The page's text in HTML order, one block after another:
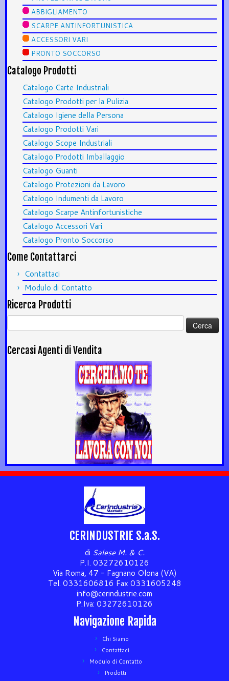
ABBIGLIAMENTO
SCARPE ANTINFORTUNISTICA
ACCESSORI VARI
PRONTO SOCCORSO
Catalogo Prodotti
Catalogo Carte Industriali
Catalogo Prodotti per la Pulizia
Catalogo Igiene della Persona
Catalogo Prodotti Vari
Catalogo Scope Industriali
Catalogo Prodotti Imballaggio
Catalogo Guanti
Catalogo Protezioni da Lavoro
Catalogo Indumenti da Lavoro
Catalogo Scarpe Antinfortunistiche
Catalogo Accessori Vari
Catalogo Pronto Soccorso
Come Contattarci
Contattaci
Modulo di Contatto
Ricerca Prodotti
Ricerca
per:
Cercasi Agenti di Vendita
CERINDUSTRIE S.a.S.
di Salese M. & C.
P.I. 03272610126
Via Roma, 47 - Fagnano Olona (VA)
Tel. 0331606816 Fax 0331605248
info@cerindustrie.com
P.Iva: 03272610126
Navigazione Rapida
Chi Siamo
Contattaci
Modulo di Contatto
Prodotti